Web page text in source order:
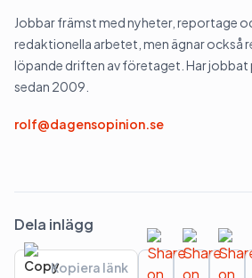
Jobbar främst med nyheter, reportage
redaktionella arbetet, men ägnar också
löpande driften av företaget. Har jobbat
sedan 2009.
rolf@dagensopinion.se
Dela inlägg
Kopiera länk